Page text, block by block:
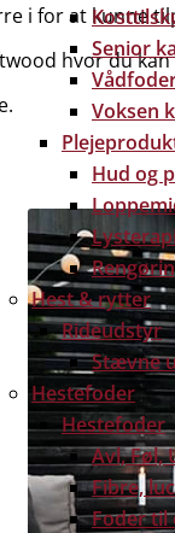
Senior
Voksen
Hud og
Hest & rytter
Rideudstyr
Stævne
Hestefoder
Hestefoder
Avl, Føl,
Fibre,
Foder til
i for at kunne
hvor du